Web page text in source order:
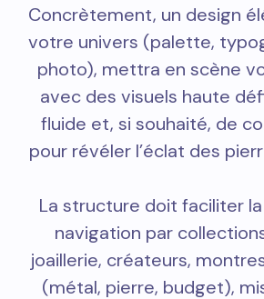
Concrètement, un design
votre univers (palette,
photo), mettra en scène
avec des visuels haute
fluide et, si souhaité, de
pour révéler l’éclat des
La structure doit faciliter
navigation par
joaillerie, créateurs,
(métal, pierre, budget),